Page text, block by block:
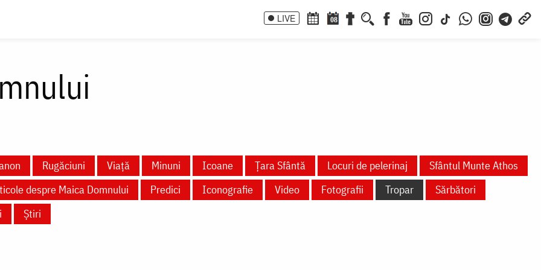
LIVE 08
Rugăciuni Viață Minuni Icoane Țara Sfântă Locuri de pelerinaj
Sfântul Munte Athos
despre Maica Domnului Predici Iconografie Video Fotografii Tropar
Sărbători
Știri